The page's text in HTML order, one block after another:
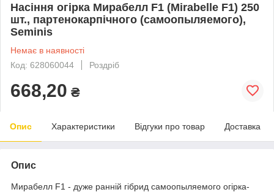
Насіння огірка Мирабелл F1 (Mirabelle F1) 250
шт., партенокарпічного (самоопыляемого),
Seminis
Немає в наявності
Код: 628060044
Роздріб
668,20 ₴
Опис Характеристики Відгуки про товар Доставка
Опис
Мирабелл F1 - дуже ранній гібрид самоопыляемого огірка-